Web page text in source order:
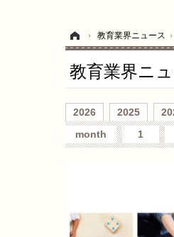
› 教育業界ニュース ›
教育業界ニ
2026 2025
month
1